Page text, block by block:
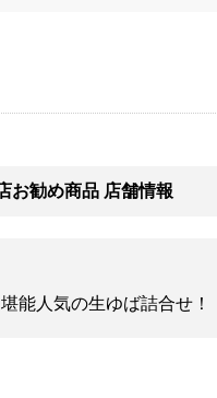
勧め商品 店舗情報
能人気の生ゆば詰合せ！